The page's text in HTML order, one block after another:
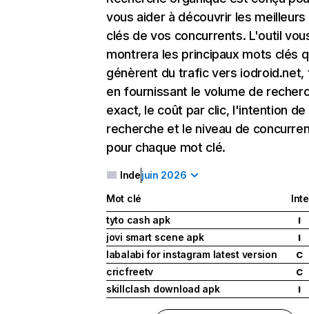
vous aider à découvrir les
clés de vos concurrents. L'outil
montrera les principaux mots clés
génèrent du trafic vers iodroid.net,
en fournissant le volume de
exact, le coût par clic, l'intention de
recherche et le niveau de
pour chaque mot clé.
Indejuin 2026
Mot clé
tyto cash apk
I
jovi smart scene apk I
labalabi for instagram latest version C
cricfreetv C
skillclash download apk I